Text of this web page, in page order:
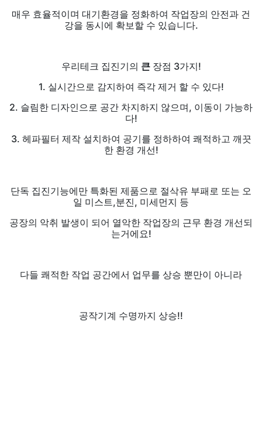
매우 효율적이며 대기환경을 정화하여 작업장의 안전과 건
강을 동시에 확보할 수 있습니다.
우리테크 집진기의 큰 장점 3가지!
1. 실시간으로 감지하여 즉각 제거 할 수 있다!
2. 슬림한 디자인으로 공간 차지하지 않으며, 이동이 가능하
다!
3. 헤파필터 제작 설치하여 공기를 정하하여 쾌적하고 깨끗
한 환경 개선!
단독 집진기능에만 특화된 제품으로 절삭유 부패로 또는 오
일 미스트,분진, 미세먼지 등
공장의 악취 발생이 되어 열악한 작업장의 근무 환경 개선되
는거에요!
다들 쾌적한 작업 공간에서 업무를 상승 뿐만이 아니라
공작기계 수명까지 상승!!